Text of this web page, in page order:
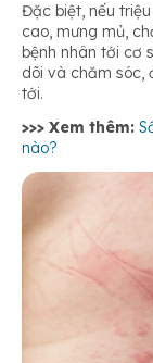
Đặc biệt, nếu
cao, mưng mủ,
bệnh nhân tới cơ
dõi và chăm sóc,
tới.
>>> Xem thêm:
nào?